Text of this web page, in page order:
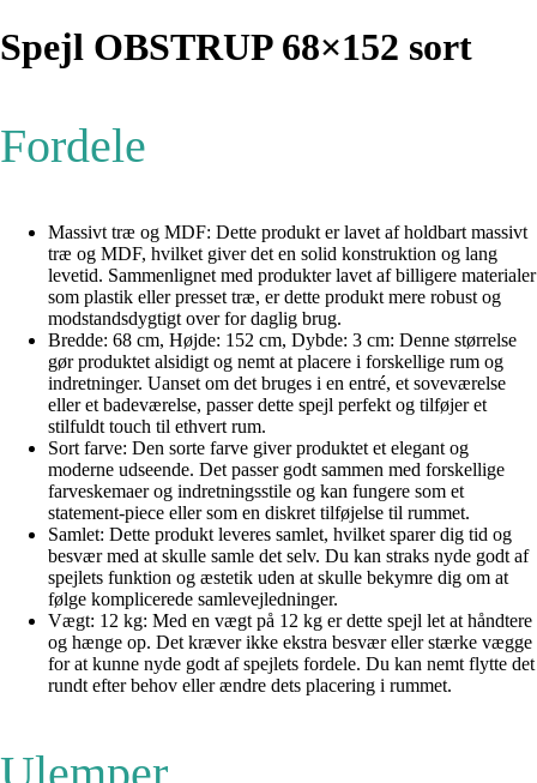
Spejl OBSTRUP 68×152 sort
Fordele
Massivt træ og MDF: Dette produkt er lavet af holdbart massivt
træ og MDF, hvilket giver det en solid konstruktion og lang
levetid. Sammenlignet med produkter lavet af billigere materialer
som plastik eller presset træ, er dette produkt mere robust og
modstandsdygtigt over for daglig brug.
Bredde: 68 cm, Højde: 152 cm, Dybde: 3 cm: Denne størrelse
gør produktet alsidigt og nemt at placere i forskellige rum og
indretninger. Uanset om det bruges i en entré, et soveværelse
eller et badeværelse, passer dette spejl perfekt og tilføjer et
stilfuldt touch til ethvert rum.
Sort farve: Den sorte farve giver produktet et elegant og
moderne udseende. Det passer godt sammen med forskellige
farveskemaer og indretningsstile og kan fungere som et
statement-piece eller som en diskret tilføjelse til rummet.
Samlet: Dette produkt leveres samlet, hvilket sparer dig tid og
besvær med at skulle samle det selv. Du kan straks nyde godt af
spejlets funktion og æstetik uden at skulle bekymre dig om at
følge komplicerede samlevejledninger.
Vægt: 12 kg: Med en vægt på 12 kg er dette spejl let at håndtere
og hænge op. Det kræver ikke ekstra besvær eller stærke vægge
for at kunne nyde godt af spejlets fordele. Du kan nemt flytte det
rundt efter behov eller ændre dets placering i rummet.